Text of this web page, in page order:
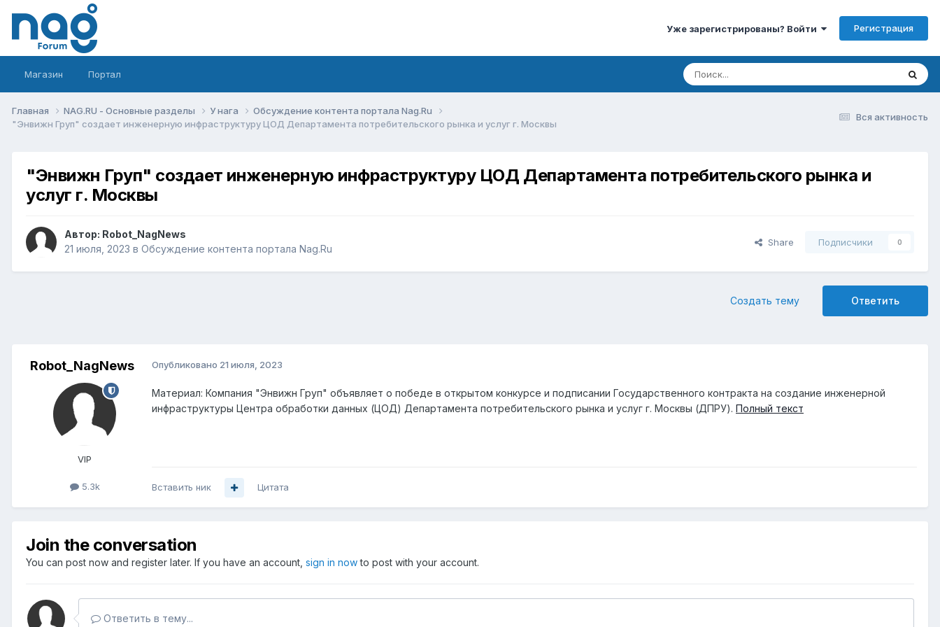
Уже зарегистрированы? Войти Регистрация
Магазин Портал
Вся активность
Главная NAG.RU - Основные разделы У нага
Обсуждение контента портала Nag.Ru
"Энвижн Груп" создает инженерную инфраструктуру ЦОД Департамента потребительского рынка и услуг г. Москвы
"Энвижн Груп" создает инженерную инфраструктуру ЦОД Департамента потребительского рынка и
услуг г. Москвы
Автор: Robot_NagNews
21 июля, 2023 в Обсуждение контента портала Nag.Ru
Share Подписчики 0
Ответить
Создать тему
Robot_NagNews
VIP
5.3k
Опубликовано 21 июля, 2023
Материал: Компания "Энвижн Груп" объявляет о победе в открытом конкурсе и подписании Государственного контракта на создание инженерной
инфраструктуры Центра обработки данных (ЦОД) Департамента потребительского рынка и услуг г. Москвы (ДПРУ). Полный текст
Вставить ник Цитата
Join the conversation
You can post now and register later. If you have an account, sign in nowto post with your account.
Ответить в тему...